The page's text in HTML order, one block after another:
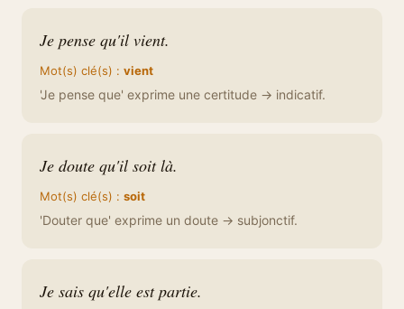
Je pense qu'il vient.
Mot(s) clé(s) : vient
'Je pense que' exprime une certitude → indicatif.
Je doute qu'il soit là.
Mot(s) clé(s) : soit
'Douter que' exprime un doute → subjonctif.
Je sais qu'elle est partie.